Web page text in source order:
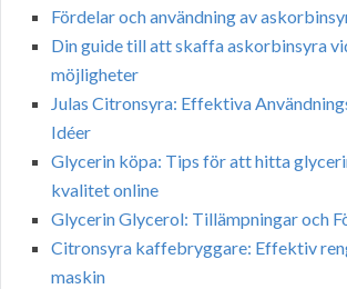
Fördelar och användning av
Din guide till att skaffa askorbinsyra
möjligheter
Julas Citronsyra: Effektiva
Idéer
Glycerin köpa: Tips för att hitta
kvalitet online
Glycerin Glycerol: Tillämpningar och
Citronsyra kaffebryggare: Effektiv
maskin